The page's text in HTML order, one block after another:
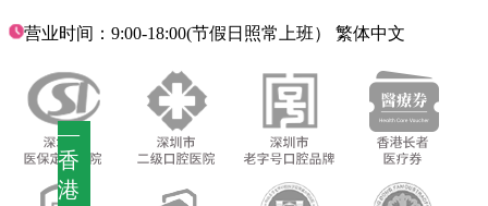
—
香
港
营业时间：9:00-18:00(节假日照常上班） 繁体中文